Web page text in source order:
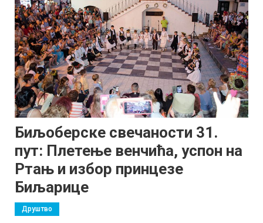
Биљоберске свечаности 31.
пут: Плетење венчића, успон на
Ртањ и избор принцезе
Биљарице
Друштво